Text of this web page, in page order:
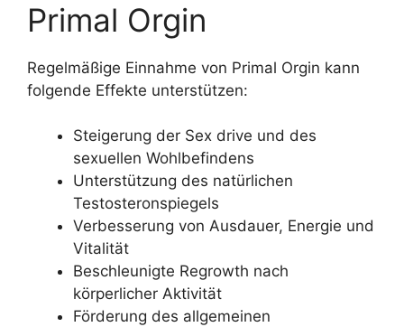
Primal Orgin
Regelmäßige Einnahme von Primal Orgin kann
folgende Effekte unterstützen:
Steigerung der Sex drive und des
sexuellen Wohlbefindens
Unterstützung des natürlichen
Testosteronspiegels
Verbesserung von Ausdauer, Energie und
Vitalität
Beschleunigte Regrowth nach
körperlicher Aktivität
Förderung des allgemeinen